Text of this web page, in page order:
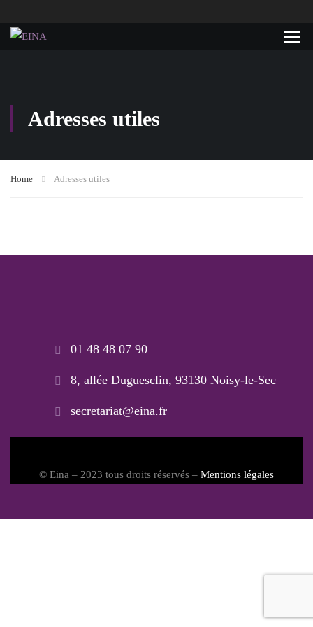
Adresses utiles
Home Adresses utiles
01 48 48 07 90
8, allée Duguesclin, 93130 Noisy-le-Sec
secretariat@eina.fr
© Eina – 2023 tous droits réservés – Mentions légales